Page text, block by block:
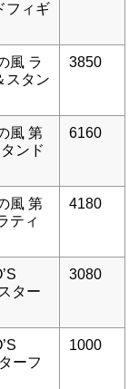
フィギ
風 ラ
スタン
3850
風 第
ンド
6160
風 第
ティ
4180
ター
3080
ーフ
1000